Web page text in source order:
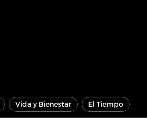
Vida y Bienestar El Tiempo